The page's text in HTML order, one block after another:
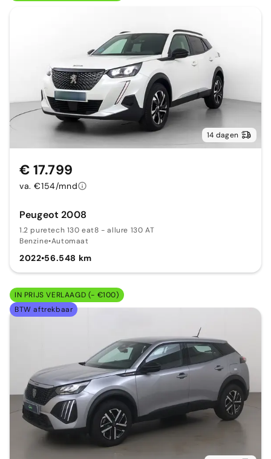
14 dagen
Peugeot 2008
1.2 puretech 130 eat8 - allure 130 AT
Benzine•Automaat
2022•56.548 km
€ 17.799
va. €154/mnd
IN PRIJS VERLAAGD (- €100)
BTW aftrekbaar